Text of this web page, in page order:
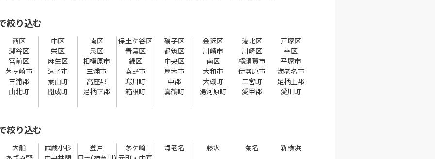
絞り込む
西区 中区 南区 保土ケ谷区 磯子区 金沢区 港北区
戸塚区
瀬谷区
栄区 泉区 青葉区 都筑区 川崎市 川崎区
幸区
宮前区
麻生区 相模原市 緑区 中央区 南区 横須賀市
平塚市
茅ヶ崎市
逗子市 三浦市 秦野市 厚木市 大和市 伊勢原市
海老名市
三浦郡
葉山町 高座郡 寒川町 中郡 大磯町 二宮町
足柄上郡
山北町
開成町 足柄下郡 箱根町 真鶴町 湯河原町 愛甲郡 愛川町
絞り込む
大船 武蔵小杉 登戸 茅ケ崎 海老名 藤沢 菊名
新横浜